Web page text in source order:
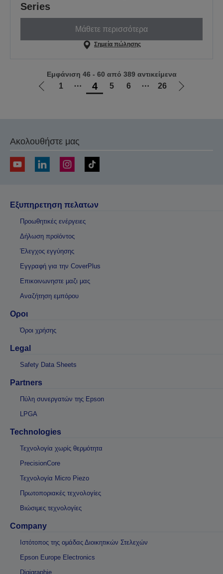
Series
Μάθετε περισσότερα
Σημεία πώλησης
Μετάβαση
1 ⋯ 4 5 6 ⋯ 26
Μετάβαση
Εμφάνιση 46 - 60 από 389 αντικείμενα
Ακολουθήστε μας
Εξυπηρετηση πελατων
Προωθητικές ενέργειες
Δήλωση προϊόντος
Έλεγχος εγγύησης
Εγγραφή για την CoverPlus
Επικοινωνηστε μαζι μας
Αναζήτηση εμπόρου
Οροι
Όροι χρήσης
Legal
Safety Data Sheets
Partners
Πύλη συνεργατών της Epson
LPGA
Technologies
Τεχνολογία χωρίς θερμότητα
PrecisionCore
Τεχνολογία Micro Piezo
Πρωτοποριακές τεχνολογίες
Βιώσιμες τεχνολογίες
Company
Ιστότοπος της ομάδας Διοικητικών Στελεχών
Epson Europe Electronics
Digigraphie